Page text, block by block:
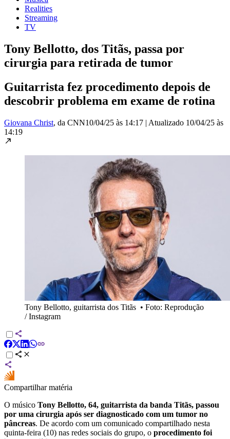
Realities
Streaming
TV
Tony Bellotto, dos Titãs, passa por
cirurgia para retirada de tumor
Guitarrista fez procedimento depois de
descobrir problema em exame de rotina
Giovana Christ, da CNN10/04/25 às 14:17 | Atualizado 10/04/25 às
14:19
Tony Bellotto, guitarrista dos Titãs • Foto: Reprodução
/ Instagram
Compartilhar matéria
O músico Tony Bellotto, 64, guitarrista da banda Titãs, passou
por uma cirurgia após ser diagnosticado com um tumor no
pâncreas. De acordo com um comunicado compartilhado nesta
quinta-feira (10) nas redes sociais do grupo, o procedimento foi